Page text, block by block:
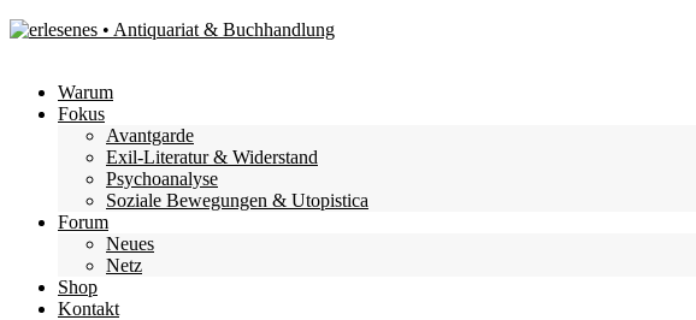
Warum
Fokus
Avantgarde
Exil-Literatur & Widerstand
Psychoanalyse
Soziale Bewegungen & Utopistica
Forum
Neues
Netz
Shop
Kontakt